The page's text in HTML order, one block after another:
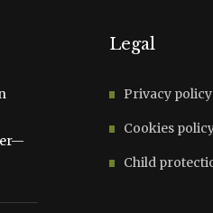
Legal
Privacy policy
Cookies
Child